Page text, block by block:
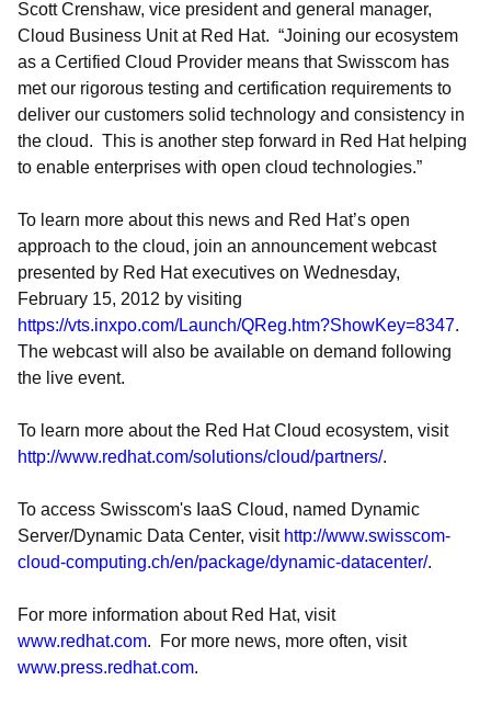
Scott Crenshaw, vice president and general manager,
Cloud Business Unit at Red Hat. “Joining our ecosystem
as a Certified Cloud Provider means that Swisscom has
met our rigorous testing and certification requirements to
deliver our customers solid technology and consistency in
the cloud. This is another step forward in Red Hat helping
to enable enterprises with open cloud technologies.”
To learn more about this news and Red Hat’s open
approach to the cloud, join an announcement webcast
presented by Red Hat executives on Wednesday,
February 15, 2012 by visiting
https://vts.inxpo.com/Launch/QReg.htm?ShowKey=8347.
The webcast will also be available on demand following
the live event.
To learn more about the Red Hat Cloud ecosystem, visit
http://www.redhat.com/solutions/cloud/partners/.
To access Swisscom's IaaS Cloud, named Dynamic
Server/Dynamic Data Center, visit http://www.swisscom-
cloud-computing.ch/en/package/dynamic-datacenter/.
For more information about Red Hat, visit
www.redhat.com. For more news, more often, visit
www.press.redhat.com.